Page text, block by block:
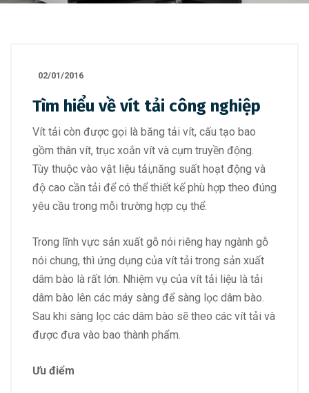
02/01/2016
Tìm hiểu về vít tải công nghiệp
Vít tải còn được gọi là băng tải vít, cấu tạo bao
gồm thân vít, trục xoắn vít và cụm truyền động.
Tùy thuộc vào vật liệu tải,năng suất hoạt động và
độ cao cần tải để có thể thiết kế phù hợp theo đúng
yêu cầu trong mỗi trường hợp cụ thể.
Trong lĩnh vực sản xuất gỗ nói riêng hay ngành gỗ
nói chung, thì ứng dụng của vít tải trong sản xuất
dâm bào là rất lớn. Nhiệm vụ của vít tải liệu là tải
dâm bào lên các máy sàng để sàng lọc dâm bào.
Sau khi sàng lọc các dâm bào sẽ theo các vít tải và
được đưa vào bao thành phẩm.
Ưu điểm